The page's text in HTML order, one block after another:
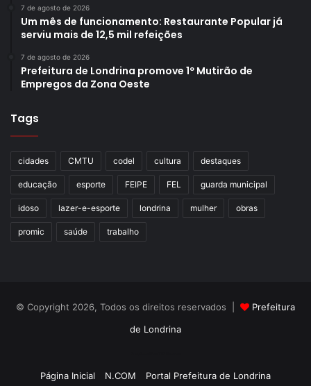
7 de agosto de 2026
Um mês de funcionamento: Restaurante Popular já
serviu mais de 12,5 mil refeições
7 de agosto de 2026
Prefeitura de Londrina promove 1º Mutirão de
Empregos da Zona Oeste
Tags
cidades CMTU codel cultura destaques
educação esporte FEIPE FEL guarda municipal
idoso lazer-e-esporte londrina mulher obras
promic saúde trabalho
© Copyright 2026, Todos os direitos reservados |
Prefeitura
de Londrina
Página Inicial N.COM Portal Prefeitura de Londrina